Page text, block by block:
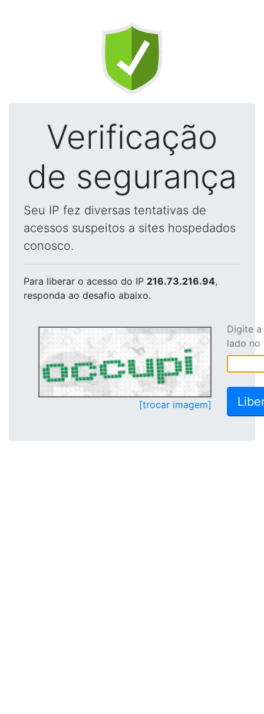
Verificação
de segurança
Seu IP fez diversas tentativas de
acessos suspeitos a sites hospedados
conosco.
Para liberar o acesso do IP 216.73.216.94,
responda ao desafio abaixo.
[trocar imagem]
Digite
lado no